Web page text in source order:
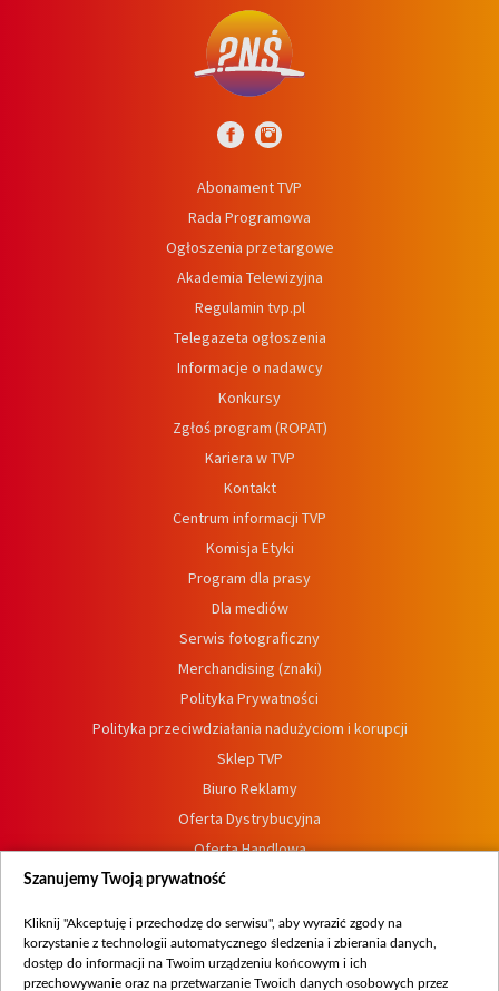
Abonament TVP
Rada Programowa
Ogłoszenia przetargowe
Akademia Telewizyjna
Regulamin tvp.pl
Telegazeta ogłoszenia
Informacje o nadawcy
Konkursy
Zgłoś program (ROPAT)
Kariera w TVP
Kontakt
Centrum informacji TVP
Komisja Etyki
Program dla prasy
Dla mediów
Serwis fotograficzny
Merchandising (znaki)
Polityka Prywatności
Polityka przeciwdziałania nadużyciom i korupcji
Sklep TVP
Biuro Reklamy
Oferta Dystrybucyjna
Oferta Handlowa
Dostępność
Procedura zgłoszeń wewnętrznych
Szanujemy Twoją prywatność
Kliknij "Akceptuję i przechodzę do serwisu", aby wyrazić zgody na
korzystanie z technologii automatycznego śledzenia i zbierania danych,
dostęp do informacji na Twoim urządzeniu końcowym i ich
przechowywanie oraz na przetwarzanie Twoich danych osobowych przez